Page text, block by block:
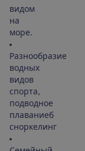
видом
на
море.
Разнообразие
водных
видов
спорта,
подводное
плаваниеб
сноркелинг